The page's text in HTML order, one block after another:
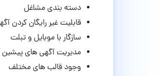
دسته بندی مشاغل
قابلیت غیر رایگان کردن
سازگار با موبایل و تبلت
مدیریت آگهی های پیشین
وجود قالب های مختلف